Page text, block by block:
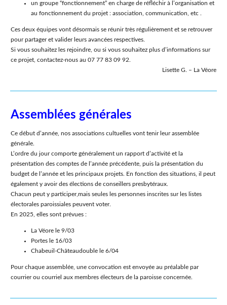
un groupe “fonctionnement” en charge de réfléchir à l’organisation et
au fonctionnement du projet : association, communication, etc .
Ces deux équipes vont désormais se réunir très régulièrement et se retrouver
pour partager et valider leurs avancées respectives.
Si vous souhaitez les rejoindre, ou si vous souhaitez plus d’informations sur
ce projet, contactez-nous au 07 77 83 09 92.
Lisette G. – La Véore
Assemblées générales
Ce début d’année, nos associations cultuelles vont tenir leur assemblée
générale.
L’ordre du jour comporte généralement un rapport d’activité et la
présentation des comptes de l’année précédente, puis la présentation du
budget de l’année et les principaux projets. En fonction des situations, il peut
également y avoir des élections de conseillers presbytéraux.
Chacun peut y participer,mais seules les personnes inscrites sur les listes
électorales paroissiales peuvent voter.
En 2025, elles sont prévues :
La Véore le 9/03
Portes le 16/03
Chabeuil-Châteaudouble le 6/04
Pour chaque assemblée, une convocation est envoyée au préalable par
courrier ou courriel aux membres électeurs de la paroisse concernée.